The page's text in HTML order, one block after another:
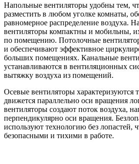
Напольные вентиляторы удобны тем,
разместить в любом уголке комнаты,
равномерное распределение воздуха.
вентиляторы компактны и мобильны,
по помещению. Потолочные
и обеспечивают эффективное
больших помещениях. Канальные
устанавливаются в вентиляционных
вытяжку воздуха из помещений.
Осевые вентиляторы характеризуются
движется параллельно оси вращения
вентиляторы создают поток воздуха,
перпендикулярно оси вращения.
используют технологию без лопастей,
безопасными и тихими в работе.